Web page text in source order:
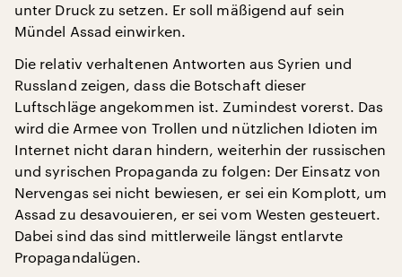
unter Druck zu setzen. Er soll mäßigend auf sein
Mündel Assad einwirken.
Die relativ verhaltenen Antworten aus Syrien und
Russland zeigen, dass die Botschaft dieser
Luftschläge angekommen ist. Zumindest vorerst. Das
wird die Armee von Trollen und nützlichen Idioten im
Internet nicht daran hindern, weiterhin der russischen
und syrischen Propaganda zu folgen: Der Einsatz von
Nervengas sei nicht bewiesen, er sei ein Komplott, um
Assad zu desavouieren, er sei vom Westen gesteuert.
Dabei sind das sind mittlerweile längst entlarvte
Propagandalügen.